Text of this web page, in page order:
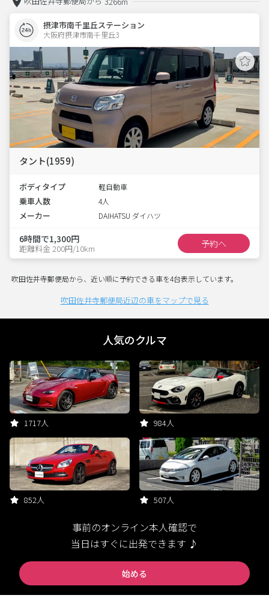
摂津市南千里丘ステーション
大阪府摂津市南千里丘3
タント(1959)
ボディタイプ 軽自動車
乗車人数 4人
メーカー DAIHATSU ダイハツ
6時間で1,300円
距離料金 200円/10km 予約へ
吹田佐井寺郵便局から、近い順に予約できる車を4台表示しています。
吹田佐井寺郵便局近辺の車をマップで見る
人気のクルマ
1717人 984人
852人 507人
事前のオンライン本人確認で
当日はすぐに出発できます ♪
始める